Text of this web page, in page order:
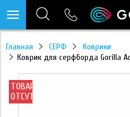
Главная СЕРФ
Коврики
Коврик для серфборда Gorilla
ТОВАР
ОТСУТСТВУЕТ
https://mc.yandex.ru/pixel/